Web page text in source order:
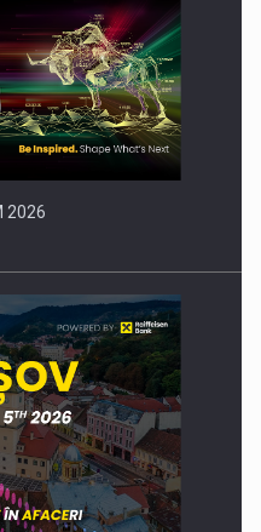
time reincep sa intre pe…
2026